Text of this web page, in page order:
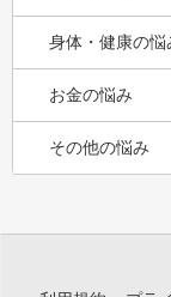
身体・健康の悩
お金の悩み
その他の悩み